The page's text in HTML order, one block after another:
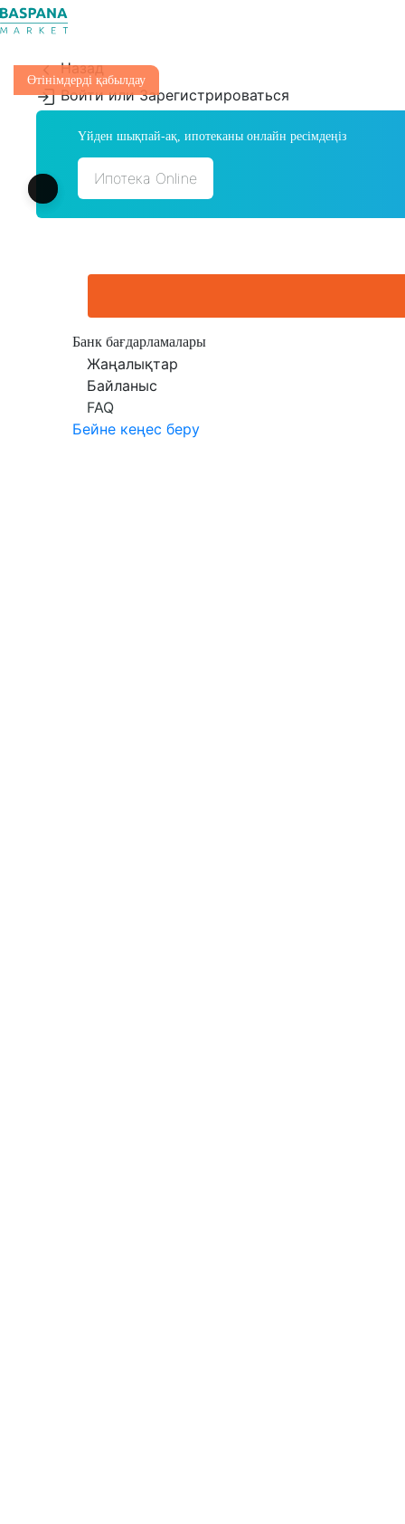
Назад
Войти или Зарегистрироваться
Үйден шықпай-ақ, ипотеканы онлайн ресімдеңіз
Ипотека Online
Банк бағдарламалары
Жаңалықтар
Байланыс
FAQ
Бейне кеңес беру
Өтінімдерді қабылдау